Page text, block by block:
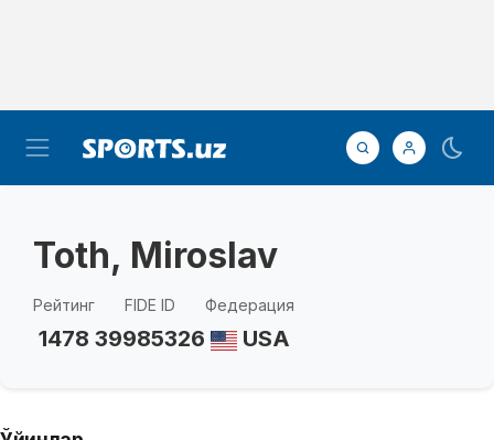
Toth, Miroslav
Рейтинг
1478
FIDE ID
39985326
Федерация
USA